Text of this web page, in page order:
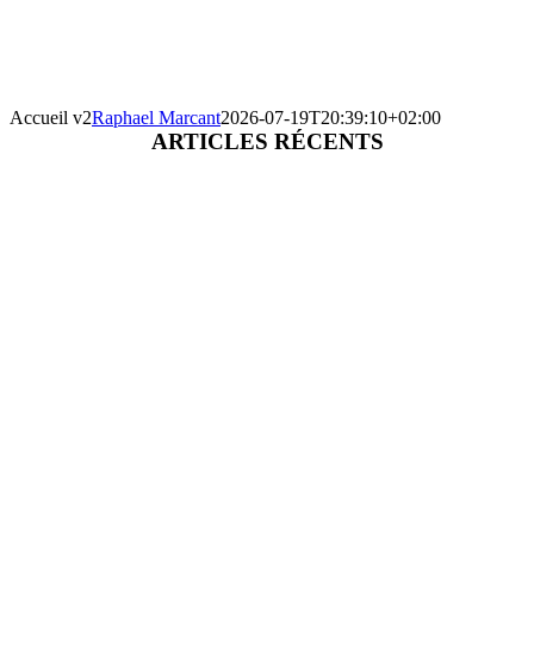
Accueil v2Raphael Marcant2026-07-19T20:39:10+02:00
ARTICLES RÉCENTS